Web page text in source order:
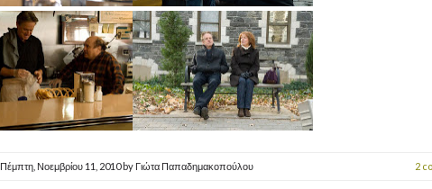
Πέμπτη, Νοεμβρίου 11, 2010by Γιώτα Παπαδημακοπούλου 2